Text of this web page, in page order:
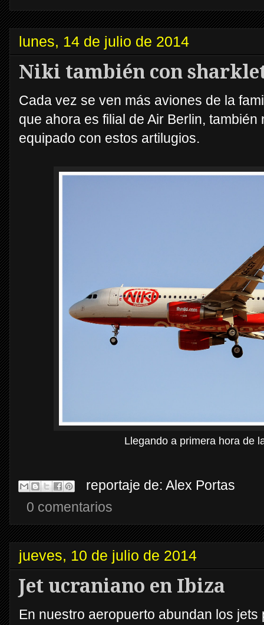
lunes, 14 de julio de 2014
Niki también con
Cada vez se ven más aviones de la
que ahora es filial de Air Berlin,
equipado con estos artilugios.
Llegando a primera hora de
reportaje de: Alex Portas
0 comentarios
jueves, 10 de julio de 2014
Jet ucraniano en Ibiza
En nuestro aeropuerto abundan los